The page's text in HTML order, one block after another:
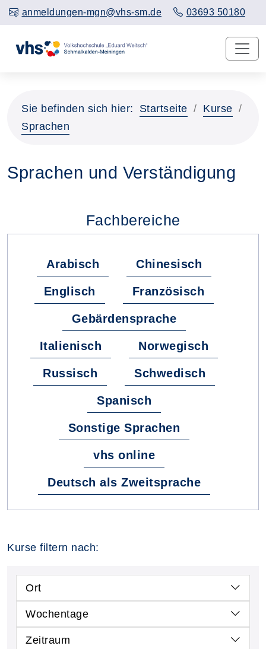
anmeldungen-mgn@vhs-sm.de 03693 50180
Sie befinden sich hier: Startseite
Kurse
Sprachen
Sprachen und Verständigung
Fachbereiche
Arabisch Chinesisch
Englisch Französisch
Gebärdensprache
Italienisch Norwegisch
Russisch Schwedisch
Spanisch
Sonstige Sprachen
vhs online
Deutsch als Zweitsprache
Kurse filtern nach:
Ort
Wochentage
Zeitraum